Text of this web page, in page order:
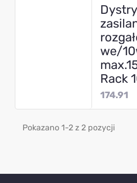
we/
Rack
174.91
Pokazano 1-2 z 2 pozycji